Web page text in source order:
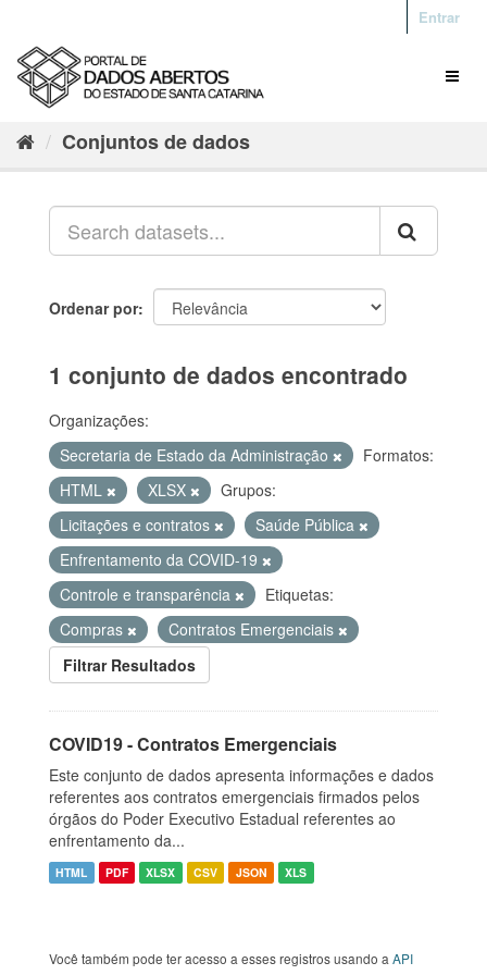
Entrar
Conjuntos de dados
Ordenar por
1 conjunto de dados encontrado
Organizações:
Secretaria de Estado da Administração
Formatos:
HTML
XLSX
Grupos:
Licitações e contratos
Saúde Pública
Enfrentamento da COVID-19
Controle e transparência
Etiquetas:
Compras
Contratos Emergenciais
Filtrar Resultados
COVID19 - Contratos Emergenciais
Este conjunto de dados apresenta informações e dados
referentes aos contratos emergenciais firmados pelos
órgãos do Poder Executivo Estadual referentes ao
enfrentamento da...
HTML PDF XLSX CSV JSON XLS
Você também pode ter acesso a esses registros usando a API